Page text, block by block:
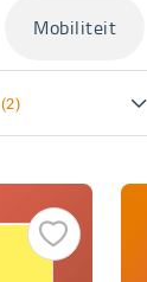
(2)
Mobiliteit